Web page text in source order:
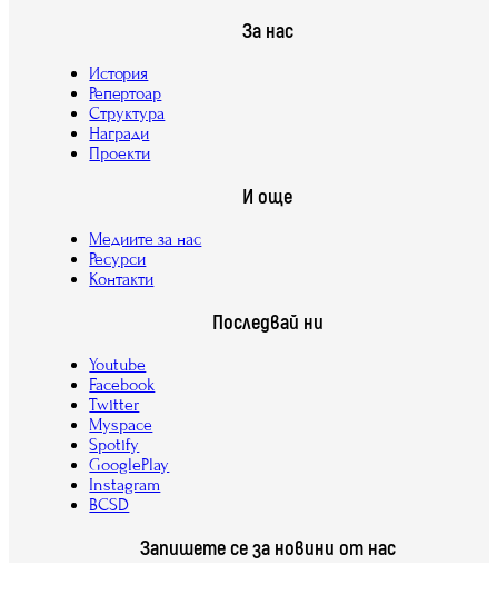
За нас
История
Репертоар
Структура
Награди
Проекти
И още
Медиите за нас
Ресурси
Контакти
Последвай ни
Youtube
Facebook
Twitter
Myspace
Spotify
GooglePlay
Instagram
BCSD
Запишете се за новини от нас